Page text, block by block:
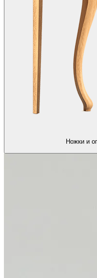
Ножки и